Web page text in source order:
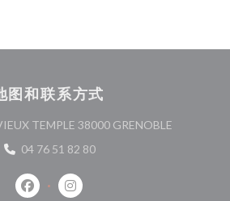
图和联系方式
TEMPLE 38000 GRENOBLE
04 76 51 82 80
Facebook ((在新窗口中打开))
Instagram ((在新窗口中打开